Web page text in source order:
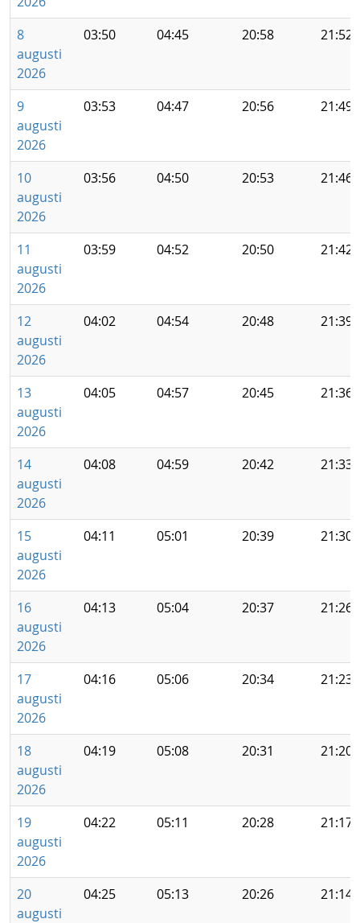
8
augusti
2026
03:50 04:45 20:58 21:52
9
augusti
2026
03:53 04:47 20:56 21:49
10
augusti
2026
03:56 04:50 20:53 21:46
11
augusti
2026
03:59 04:52 20:50 21:42
12
augusti
2026
04:02 04:54 20:48 21:39
13
augusti
2026
04:05 04:57 20:45 21:36
14
augusti
2026
04:08 04:59 20:42 21:33
15
augusti
2026
04:11 05:01 20:39 21:30
16
augusti
2026
04:13 05:04 20:37 21:26
17
augusti
2026
04:16 05:06 20:34 21:23
18
augusti
2026
04:19 05:08 20:31 21:20
19
augusti
2026
04:22 05:11 20:28 21:17
20
augusti
04:25 05:13 20:26 21:14